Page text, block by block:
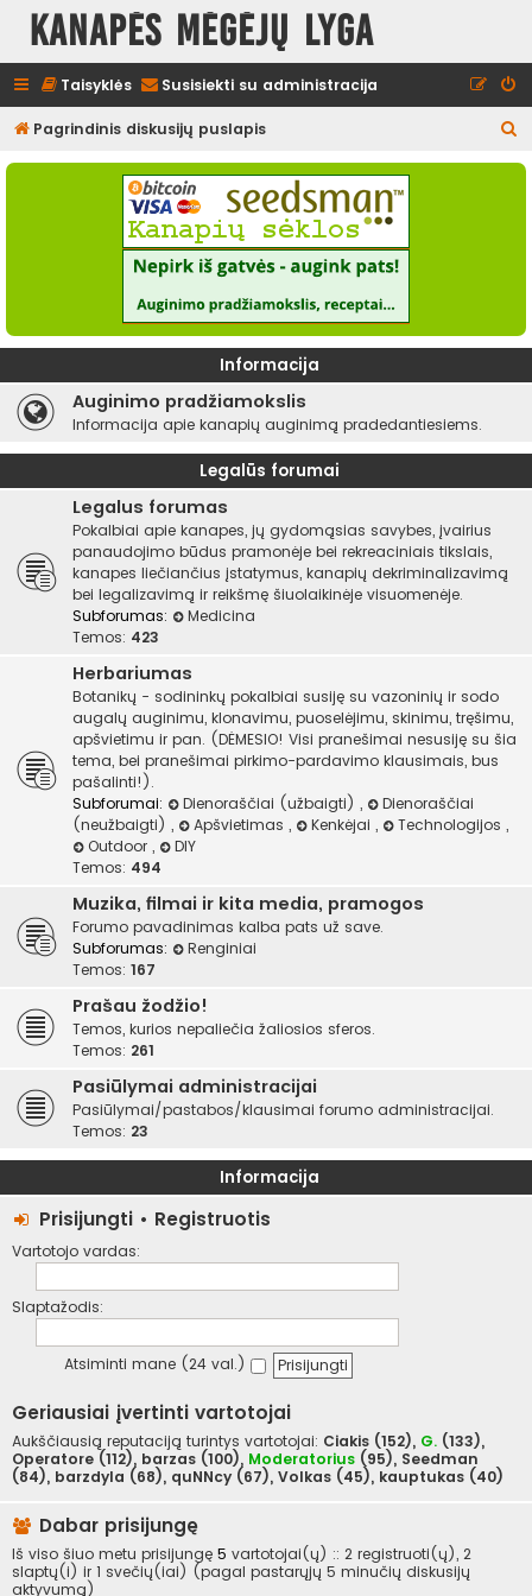
Kanapės mėgėjų lyga
Taisyklės Susisiekti su administracija
Pagrindinis diskusijų puslapis
e
Informacija
Auginimo pradžiamokslis
Informacija apie kanapių auginimą pradedantiesiems.
Legalūs forumai
Legalus forumas
Pokalbiai apie kanapes, jų gydomąsias savybes, įvairius
panaudojimo būdus pramonėje bei rekreaciniais tikslais,
kanapes liečiančius įstatymus, kanapių dekriminalizavimą
bei legalizavimą ir reikšmę šiuolaikinėje visuomenėje.
Subforumas:
Medicina
Temos: 423
Herbariumas
Botanikų - sodininkų pokalbiai susiję su vazoninių ir sodo
augalų auginimu, klonavimu, puoselėjimu, skinimu, tręšimu,
apšvietimu ir pan. (DĖMESIO! Visi pranešimai nesusiję su šia
tema, bei pranešimai pirkimo-pardavimo klausimais, bus
pašalinti!).
Subforumai:
Dienoraščiai (užbaigti) ,
Dienoraščiai
(neužbaigti) , Apšvietimas , Kenkėjai , Technologijos ,
Outdoor ,
DIY
Temos: 494
Muzika, filmai ir kita media, pramogos
Forumo pavadinimas kalba pats už save.
Subforumas:
Renginiai
Temos: 167
Prašau žodžio!
Temos, kurios nepaliečia žaliosios sferos.
Temos: 261
Pasiūlymai administracijai
Pasiūlymai/pastabos/klausimai forumo administracijai.
Temos: 23
Informacija
Prisijungti • Registruotis
Vartotojo vardas:
Slaptažodis:
Atsiminti mane (24 val.)
Geriausiai įvertinti vartotojai
Aukščiausią reputaciją turintys vartotojai: Ciakis (152), G. (133),
Operatore (112), barzas (100), Moderatorius (95), Seedman
(84), barzdyla (68), quNNcy (67), Volkas (45), kauptukas (40)
Dabar prisijungę
Iš viso šiuo metu prisijungę 5 vartotojai(ų) :: 2 registruoti(ų), 2
slaptų(i) ir 1 svečių(iai) (pagal pastarųjų 5 minučių diskusijų
aktyvumą)